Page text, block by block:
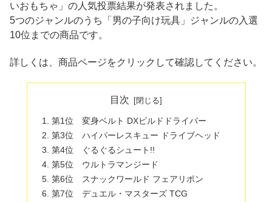
いおもちゃ」の人気投票結果が発表されました。
5つのジャンルのうち「男の子向け玩具」ジャンルの入選
10位までの商品です。
詳しくは、商品ページをクリックして確認してください。
目次
第1位 変身ベルト DXビルドドライバー
第3位 ハイパーレスキュー ドライブヘッド
第4位 ぐるぐるシュート!!
第5位 ウルトラマンジード
第6位 スナックワールド フェアリポン
第7位 デュエル・マスターズ TCG